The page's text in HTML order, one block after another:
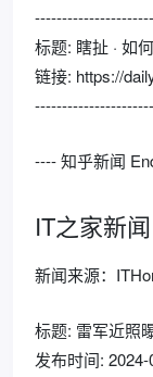
----------------------
标题: 瞎扯 · 如
链接: https://
----------------------
---- 知乎新闻
IT之家新闻
新闻来源：
标题: 雷军近照
发布时间: